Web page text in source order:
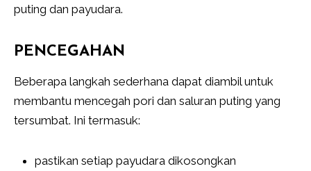
puting dan payudara.
PENCEGAHAN
Beberapa langkah sederhana dapat diambil untuk
membantu mencegah pori dan saluran puting yang
tersumbat. Ini termasuk:
pastikan setiap payudara dikosongkan